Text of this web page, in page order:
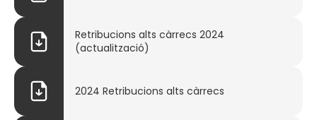
Retribucions alts càrrecs 2024
(actualització)
2024 Retribucions alts càrrecs